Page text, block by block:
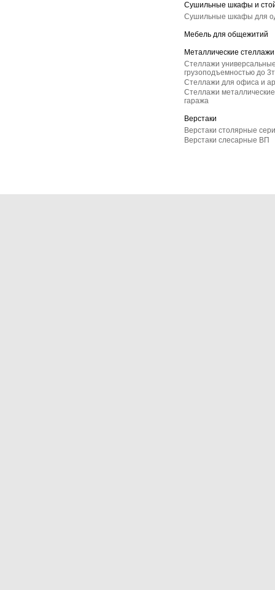
Сушильные шкафы и
Сушильные шкафы для
Мебель для общежитий
Металлические стеллажи
Стеллажи
грузоподъемностью до
Стеллажи для офиса и
Стеллажи
гаража
Верстаки
Верстаки столярные
Верстаки слесарные ВП